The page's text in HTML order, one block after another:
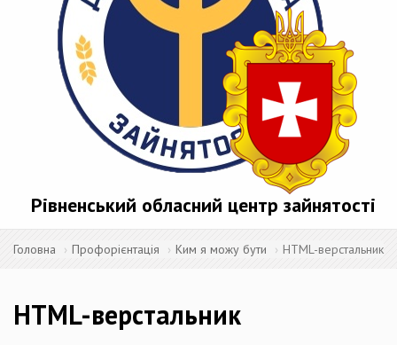
Рівненський обласний центр зайнятості
Головна Профорієнтація Ким я можу бути HTML-верстальник
HTML-верстальник